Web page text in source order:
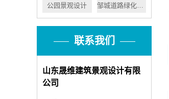
公园景观设计 邹城道路绿化设计
联系我们
山东晟维建筑景观设计有限
公司